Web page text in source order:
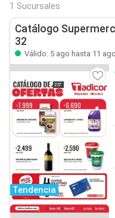
1 Sucursales
Catálogo
32
Válido: 5 ago hasta 11 ago
Tendencia